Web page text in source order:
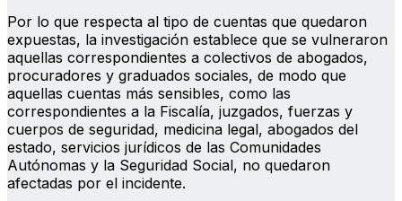
Por lo que respecta al tipo de cuentas que quedaron
expuestas, la investigación establece que se vulneraron
aquellas correspondientes a colectivos de abogados,
procuradores y graduados sociales, de modo que
aquellas cuentas más sensibles, como las
correspondientes a la Fiscalía, juzgados, fuerzas y
cuerpos de seguridad, medicina legal, abogados del
estado, servicios jurídicos de las Comunidades
Autónomas y la Seguridad Social, no quedaron
afectadas por el incidente.